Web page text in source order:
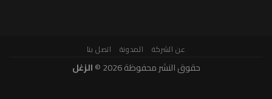
المدونة اتصل بنا
حقوق النشر محفوظة 2026 © الزغل